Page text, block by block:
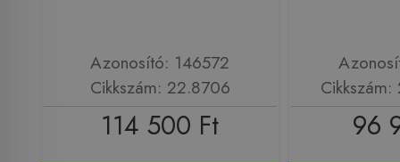
Azonosító: 146572
Cikkszám: 22.8706
114 500 Ft 96